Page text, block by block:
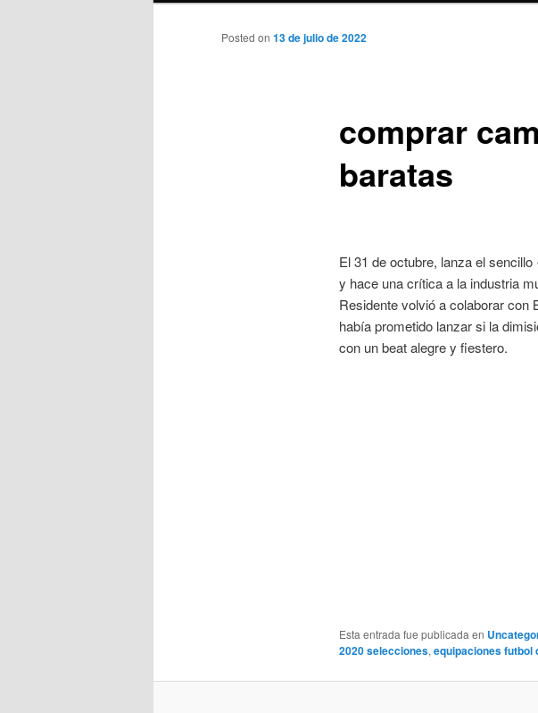
comprar
baratas
Posted on 13 de julio de 2022
El 31 de octubre, lanza el
y hace una crítica a la industria
Residente volvió a colaborar con
había prometido lanzar si la
con un beat alegre y fiestero.
Esta entrada fue publicada en
2020 selecciones,equipaciones futbol